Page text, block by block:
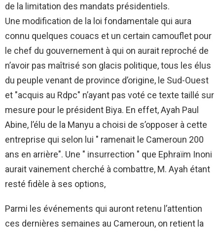
de la limitation des mandats présidentiels.
Une modification de la loi fondamentale qui aura
connu quelques couacs et un certain camouflet pour
le chef du gouvernement à qui on aurait reproché de
n’avoir pas maîtrisé son glacis politique, tous les élus
du peuple venant de province d’origine, le Sud-Ouest
et "acquis au Rdpc" n’ayant pas voté ce texte taillé sur
mesure pour le président Biya. En effet, Ayah Paul
Abine, l’élu de la Manyu a choisi de s’opposer à cette
entreprise qui selon lui " ramenait le Cameroun 200
ans en arrière". Une " insurrection " que Ephraïm Inoni
aurait vainement cherché à combattre, M. Ayah étant
resté fidèle à ses options,
Parmi les événements qui auront retenu l’attention
ces dernières semaines au Cameroun, on retient la